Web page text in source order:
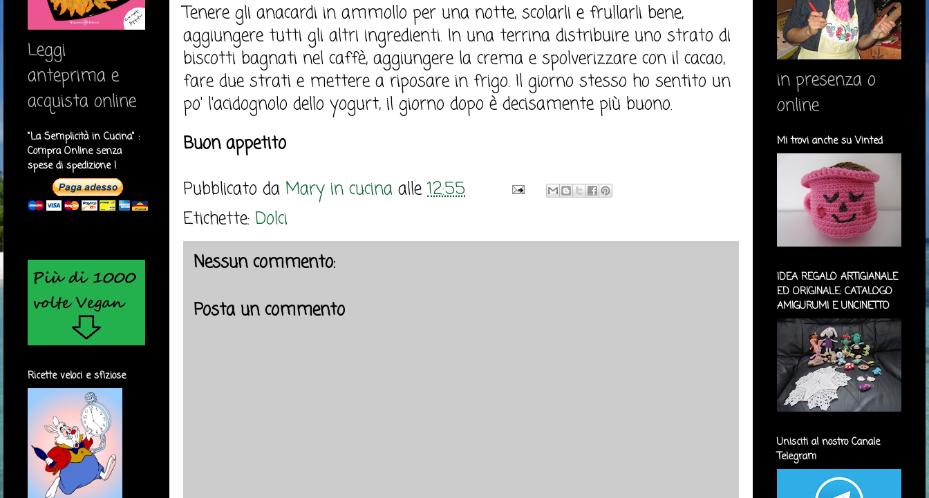
Tenere gli anacardi in ammollo per una notte, scolarli e frullarli bene,
aggiungere tutti gli altri ingredienti. In una terrina distribuire uno strato di
biscotti bagnati nel caffè, aggiungere la crema e spolverizzare con il cacao,
fare due strati e mettere a riposare in frigo. Il giorno stesso ho sentito un
po' l'acidognolo dello yogurt, il giorno dopo è decisamente più buono.
Buon appetito
Pubblicato da Mary in cucina alle 12:55
Etichette: Dolci
Nessun commento:
Posta un commento
Leggi
anteprima e
acquista online
"La Semplicità in Cucina" :
Compra Online senza
spese di spedizione !
Ricette veloci e sfiziose
in presenza o
online
Mi trovi anche su Vinted
IDEA REGALO ARTIGIANALE
ED ORIGINALE: CATALOGO
AMIGURUMI E UNCINETTO
Unisciti al nostro Canale
Telegram